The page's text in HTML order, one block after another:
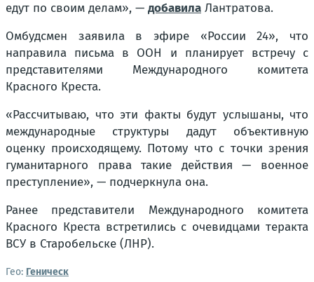
едут по своим делам», — добавила Лантратова.
Омбудсмен заявила в эфире «России 24», что
направила письма в ООН и планирует встречу с
представителями Международного комитета
Красного Креста.
«Рассчитываю, что эти факты будут услышаны, что
международные структуры дадут объективную
оценку происходящему. Потому что с точки зрения
гуманитарного права такие действия — военное
преступление», — подчеркнула она.
Ранее представители Международного комитета
Красного Креста встретились с очевидцами теракта
ВСУ в Старобельске (ЛНР).
Гео: Геническ